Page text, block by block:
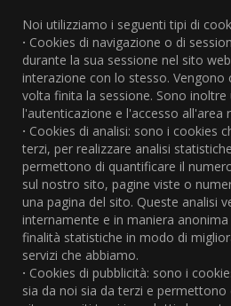
Noi utilizziamo i seguenti tipi di
· Cookies di navigazione o di
durante la sua sessione nel sito
interazione con lo stesso. Vengono
volta finita la sessione. Sono inoltre
l'autenticazione e l'accesso all'area
· Cookies di analisi: sono i cookies
terzi, per realizzare analisi
permettono di quantificare il
sul nostro sito, pagine viste o
una pagina del sito. Queste analisi
internamente e in maniera
finalità statistiche in modo di
servizi che abbiamo.
· Cookies di pubblicità: sono i
sia da noi sia da terzi e